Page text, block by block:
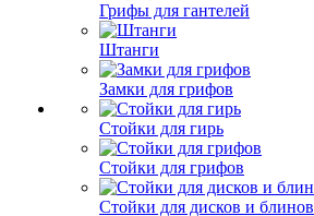
Грифы для гантелей
Штанги
Замки для грифов
Стойки для гирь
Стойки для грифов
Стойки для дисков и блинов